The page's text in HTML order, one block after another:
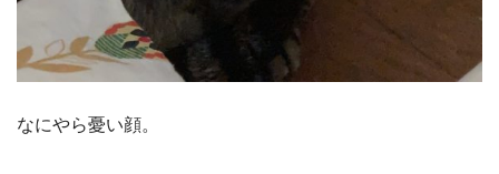
なにやら憂い顔。